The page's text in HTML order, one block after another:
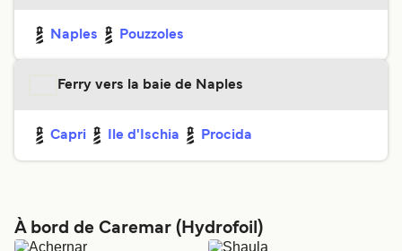
Naples Pouzzoles
Ferry vers la baie de Naples
Capri Ile d'Ischia Procida
À bord de Caremar (Hydrofoil)